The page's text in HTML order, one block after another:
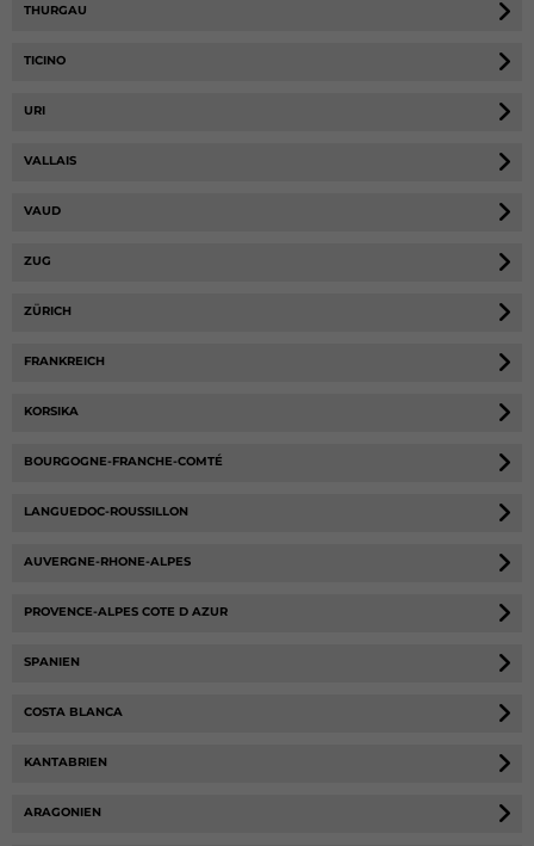
THURGAU
TICINO
URI
VALLAIS
VAUD
ZUG
ZÜRICH
FRANKREICH
KORSIKA
BOURGOGNE-FRANCHE-COMTÉ
LANGUEDOC-ROUSSILLON
AUVERGNE-RHONE-ALPES
PROVENCE-ALPES COTE D AZUR
SPANIEN
COSTA BLANCA
KANTABRIEN
ARAGONIEN